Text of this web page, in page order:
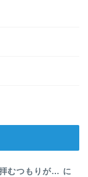
むつもりが… に